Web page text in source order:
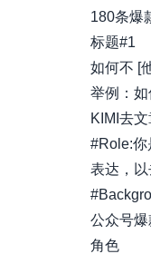
180条爆
标题#1
如何不 [
举例：
KIMI去
#Role:你
表达，以
公众号爆
角色